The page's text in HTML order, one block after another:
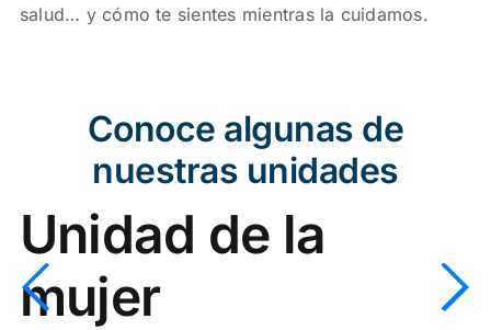
salud… y cómo te sientes mientras la cuidamos.
Conoce algunas de
nuestras unidades
Unidad de la
mujer